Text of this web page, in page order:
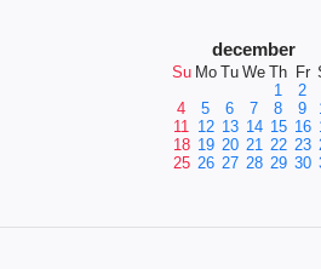
december
Su Mo Tu We Th Fr
1
2
4
5 6 7 8 9
11 12 13 14 15 16
18 19 20 21 22 23
25 26 27 28 29 30